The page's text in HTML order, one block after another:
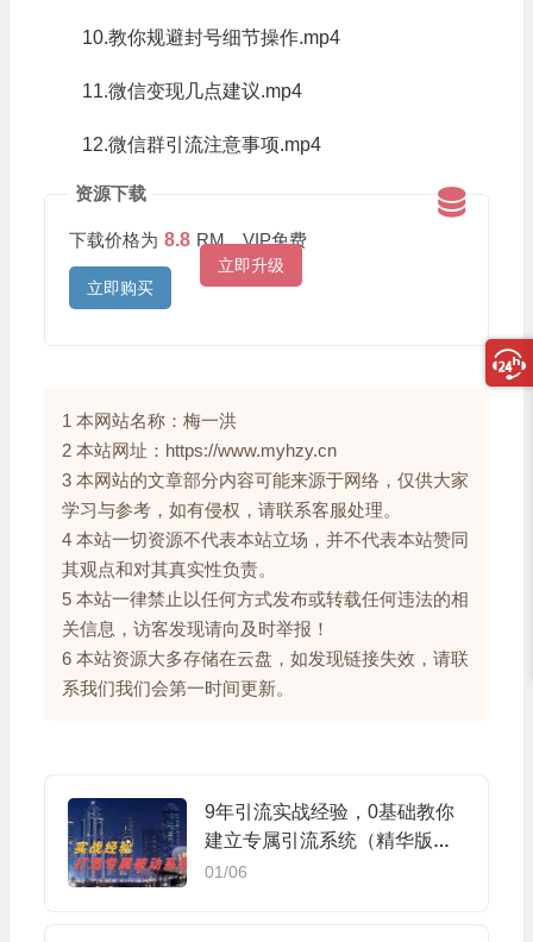
10.教你规避封号细节操作.mp4
11.微信变现几点建议.mp4
12.微信群引流注意事项.mp4
资源下载
下载价格为 8.8 RM，VIP免费
立即升级
立即购买
1 本网站名称：梅一洪
2 本站网址：https://www.myhzy.cn
3 本网站的文章部分内容可能来源于网络，仅供大家
学习与参考，如有侵权，请联系客服处理。
4 本站一切资源不代表本站立场，并不代表本站赞同
其观点和对其真实性负责。
5 本站一律禁止以任何方式发布或转载任何违法的相
关信息，访客发现请向及时举报！
6 本站资源大多存储在云盘，如发现链接失效，请联
系我们我们会第一时间更新。
9年引流实战经验，0基础教你
建立专属引流系统（精华版）
无水印
01/06